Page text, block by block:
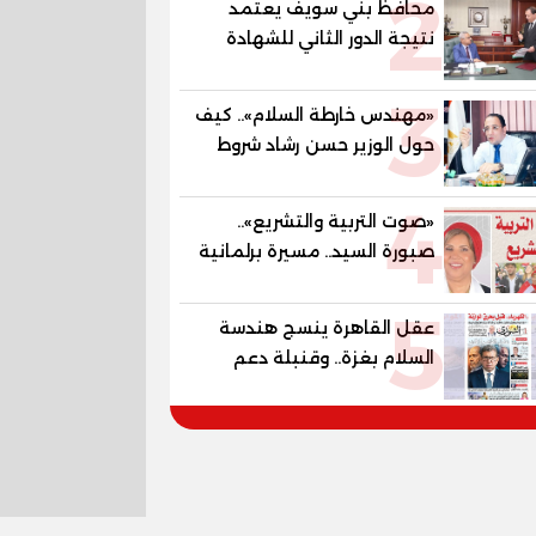
المستقبل
2
محافظ بني سويف يعتمد
نتيجة الدور الثاني للشهادة
الإعدادية العامة بنسبة
79.9% نظامي ...و69.55%
منازل.. و70.56% للمهنية ..
و100% للصُم وضعاف السمع3
«مهندس خارطة السلام».. كيف
حول الوزير حسن رشاد شروط
الحرب المعقدة إلى "خارطة
طريق" للانسحاب والإعمار؟
4
«صوت التربية والتشريع»..
صبورة السيد.. مسيرة برلمانية
وتربوية تجمع بين تشريع
القوانين وصناعة الأجيال لبناء
الإنسان المصري
5
عقل القاهرة ينسج هندسة
السلام بغزة.. وقنبلة دعم
الكهرباء تفجر الموازنة